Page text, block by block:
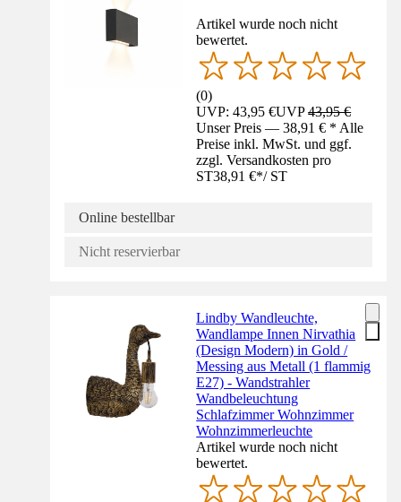
Artikel wurde noch nicht
bewertet.
(0)
UVP: 43,95 €UVP43,95 €
Unser Preis — 38,91 € * Alle
Preise inkl. MwSt. und ggf.
zzgl. Versandkosten pro
ST38,91 €*/ ST
Online bestellbar
Nicht reservierbar
Lindby Wandleuchte,
Wandlampe Innen Nirvathia
(Design Modern) in Gold /
Messing aus Metall (1 flammig
E27) - Wandstrahler
Wandbeleuchtung
Schlafzimmer Wohnzimmer
Wohnzimmerleuchte
Artikel wurde noch nicht
bewertet.